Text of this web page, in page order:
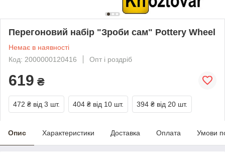
Перегоновий набір "Зроби сам" Pottery Wheel
Немає в наявності
Код: 2000000120416
Опт і роздріб
619 ₴
472 ₴ від 3 шт. 404 ₴ від 10 шт. 394 ₴ від 20 шт.
Опис Характеристики Доставка Оплата Умови